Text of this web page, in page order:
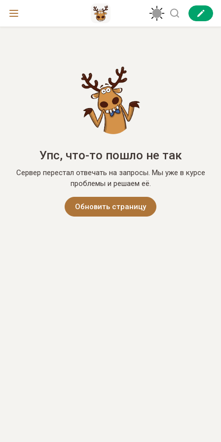
Упс, что-то пошло не так
Сервер перестал отвечать на запросы. Мы уже в курсе
проблемы и решаем её.
Обновить страницу